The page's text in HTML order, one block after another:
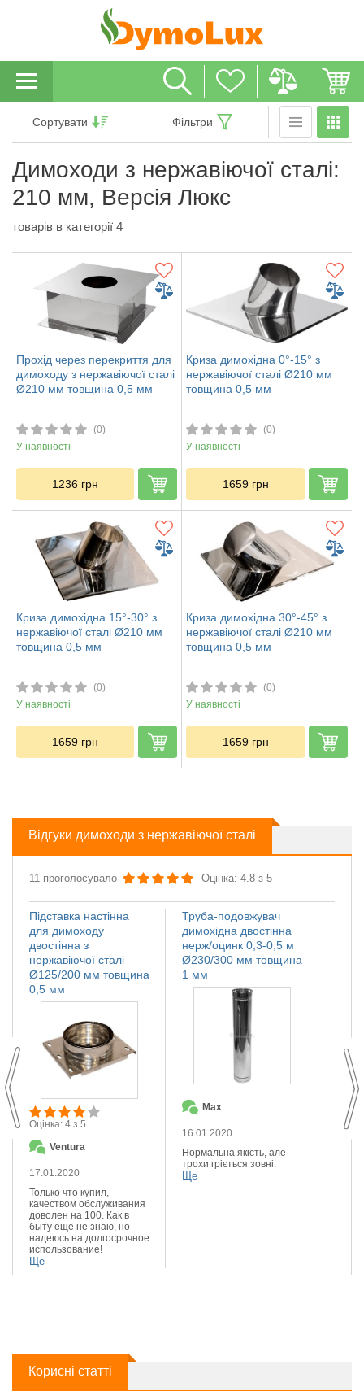
Димоходи з нержавіючої сталі:
210 мм, Версія Люкс
товарів в категорії 4
Сортувати Фільтри
Прохід через перекриття для
димоходу з нержавіючої сталі
Ø210 мм товщина 0,5 мм
(0)
У наявності
1236 грн
Криза димохідна 0°-15° з
нержавіючої сталі Ø210 мм
товщина 0,5 мм
(0)
У наявності
1659 грн
Криза димохідна 15°-30° з
нержавіючої сталі Ø210 мм
товщина 0,5 мм
(0)
У наявності
1659 грн
Криза димохідна 30°-45° з
нержавіючої сталі Ø210 мм
товщина 0,5 мм
(0)
У наявності
1659 грн
Відгуки димоходи з нержавіючої сталі
11 проголосувало Оцінка: 4.8 з 5
Труба-подовжувач
димохідна двостінна
нерж/оцинк 0,3-0,5 м
Ø230/300 мм товщина
1 мм
Max
16.01.2020
Нормальна якість, але
трохи гріється зовні.
Ще
Підставка настінна
для димоходу
двостінна з
нержавіючої сталі
Ø125/200 мм товщина
0,5 мм
Оцінка: 4 з 5
Ventura
17.01.2020
Только что купил,
качеством обслуживания
доволен на 100. Как в
быту еще не знаю, но
надеюсь на долгосрочное
использование!
Ще
Корисні статті